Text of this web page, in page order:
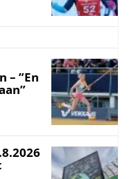
– ”En